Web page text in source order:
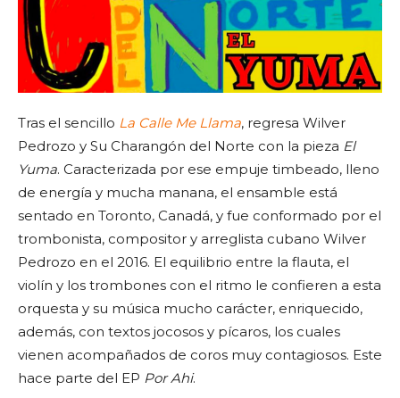
Tras el sencillo La Calle Me Llama, regresa Wilver
Pedrozo y Su Charangón del Norte con la pieza El
Yuma. Caracterizada por ese empuje timbeado, lleno
de energía y mucha manana, el ensamble está
sentado en Toronto, Canadá, y fue conformado por el
trombonista, compositor y arreglista cubano Wilver
Pedrozo en el 2016. El equilibrio entre la flauta, el
violín y los trombones con el ritmo le confieren a esta
orquesta y su música mucho carácter, enriquecido,
además, con textos jocosos y pícaros, los cuales
vienen acompañados de coros muy contagiosos. Este
hace parte del EP Por Ahi.